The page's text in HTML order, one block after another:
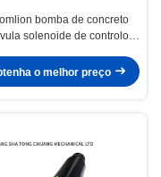
bomba de concreto
solenoide de controlo
o melhor preço